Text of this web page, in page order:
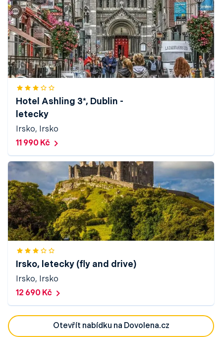
Hotel Ashling 3*, Dublin -
letecky
Irsko, Irsko
11 990 Kč
Irsko, letecky (fly and drive)
Irsko, Irsko
12 690 Kč
Otevřít nabídku na Dovolena.cz